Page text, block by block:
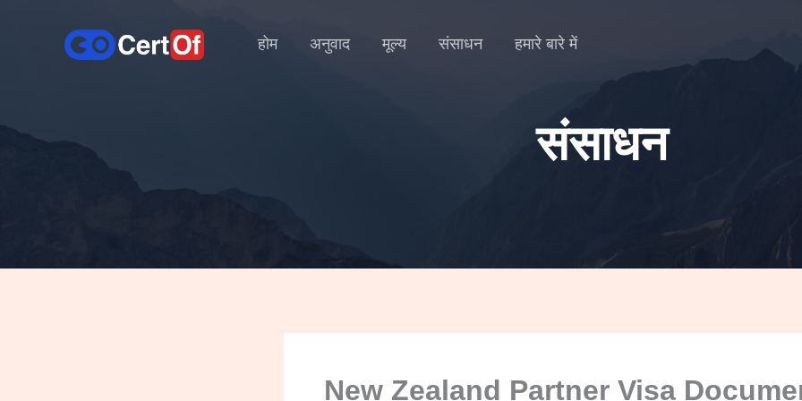
होम अनुवाद मूल्य संसाधन हमारे बारे में
संसाधन
New Zealand Partner Visa